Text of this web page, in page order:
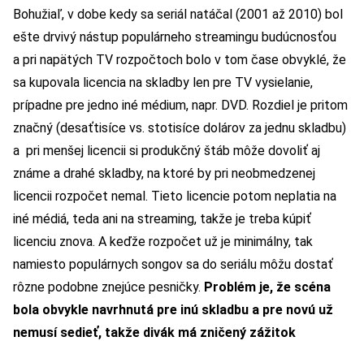
Bohužiaľ, v dobe kedy sa seriál natáčal (2001 až 2010) bol
ešte drvivý nástup populárneho streamingu budúcnosťou
a pri napätých TV rozpočtoch bolo v tom čase obvyklé, že
sa kupovala licencia na skladby len pre TV vysielanie,
prípadne pre jedno iné médium, napr. DVD. Rozdiel je pritom
značný (desaťtisíce vs. stotisíce dolárov za jednu skladbu)
a pri menšej licencii si produkčný štáb môže dovoliť aj
známe a drahé skladby, na ktoré by pri neobmedzenej
licencii rozpočet nemal. Tieto licencie potom neplatia na
iné médiá, teda ani na streaming, takže je treba kúpiť
licenciu znova. A keďže rozpočet už je minimálny, tak
namiesto populárnych songov sa do seriálu môžu dostať
rôzne podobne znejúce pesničky. Problém je, že scéna
bola obvykle navrhnutá pre inú skladbu a pre novú už
nemusí sedieť, takže divák má zničený zážitok